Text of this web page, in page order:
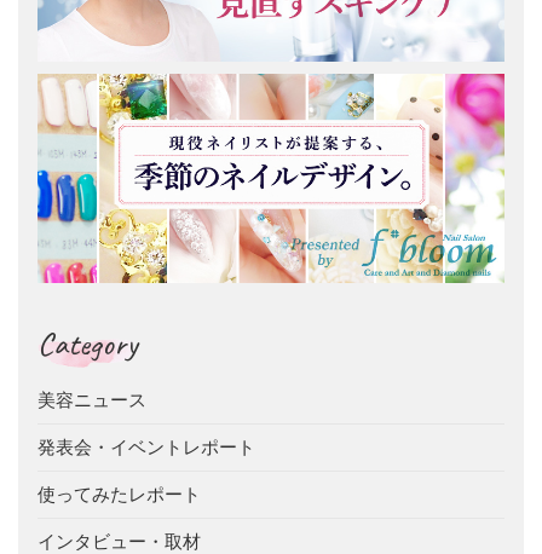
Category
美容ニュース
発表会・イベントレポート
使ってみたレポート
インタビュー・取材